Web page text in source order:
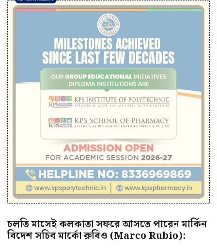
চলতি মাসেই কলকাতা সফরে আসতে পারেন মার্কিন
বিদেশ সচিব মার্কো রুবিও (Marco Rubio):